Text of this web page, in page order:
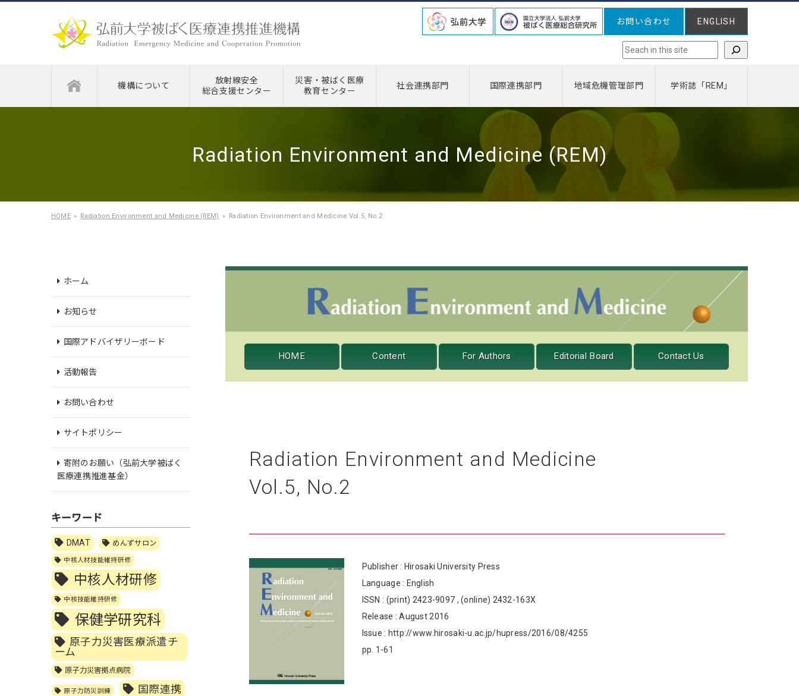
お問い合わせ ENGLISH
検索
機構について
放射線安全
総合支援センター
災害・被ばく医療
教育センター
社会連携部門 国際連携部門 地域危機管理部門 学術誌「REM」
Radiation Environment and Medicine (REM)
HOME Radiation Environment and Medicine (REM) Radiation Environment and Medicine Vol.5, No.2
HOME Content For Authors Editorial Board Contact Us
Radiation Environment and Medicine
Vol.5, No.2
Publisher : Hirosaki University Press
Language : English
ISSN : (print) 2423-9097 , (online) 2432-163X
Release : August 2016
Issue : http://www.hirosaki-u.ac.jp/hupress/2016/08/4255
pp. 1-61
ホーム
お知らせ
国際アドバイザリーボード
活動報告
お問い合わせ
サイトポリシー
寄附のお願い（弘前大学被ばく
医療連携推進基金）
キーワード
DMAT めんずサロン
中核人材技能維持研修
中核人材研修
中核技能維持研修
保健学研究科
原子力災害医療派遣チ
ーム
原子力災害拠点病院
原子力防災訓練 国際連携